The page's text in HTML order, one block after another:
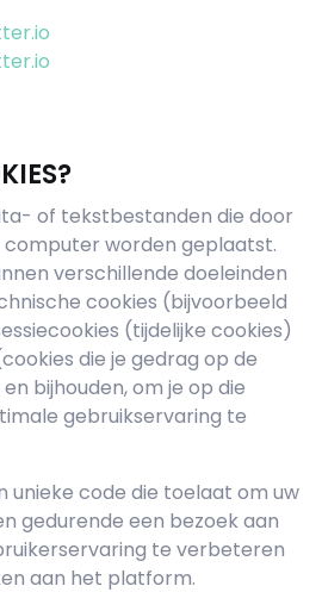
of tekstbestanden die door
computer worden geplaatst.
verschillende doeleinden
cookies (bijvoorbeeld
(tijdelijke cookies)
die je gedrag op de
bijhouden, om je op die
gebruikservaring te
unieke code die toelaat om uw
gedurende een bezoek aan
te verbeteren
aan het platform.